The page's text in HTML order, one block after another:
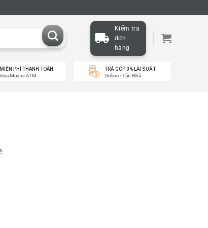
Kiểm tra
đơn
hàng
MIỄN PHÍ THANH TOÁN
Visa Master ATM
TRẢ GÓP 0% LÃI SUẤT
Online - Tận Nhà